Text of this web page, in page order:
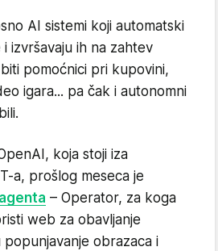
AI sistemi koji automatski
izvršavaju ih na zahtev
pomoćnici pri kupovini,
igara... pa čak i autonomni
koja stoji iza
a, prošlog meseca je
– Operator, za koga
web za obavljanje
obrazaca i